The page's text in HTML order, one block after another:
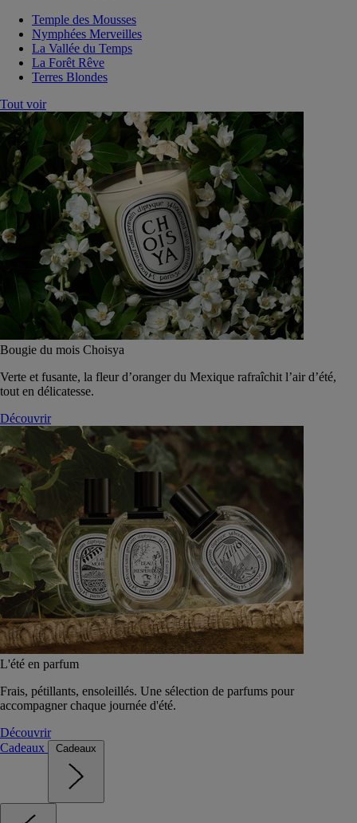
Temple des Mousses
Nymphées Merveilles
La Vallée du Temps
La Forêt Rêve
Terres Blondes
Tout voir
Bougie du mois Choisya
Verte et fusante, la fleur d’oranger du Mexique rafraîchit l’air d’été,
tout en délicatesse.
Découvrir
L'été en parfum
Frais, pétillants, ensoleillés. Une sélection de parfums pour
accompagner chaque journée d'été.
Découvrir
Cadeaux
Cadeaux